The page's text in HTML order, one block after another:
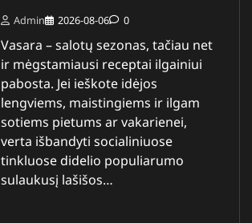
Admin 2026-08-06 0
Vasara – salotų sezonas, tačiau net
ir mėgstamiausi receptai ilgainiui
pabosta. Jei ieškote idėjos
lengviems, maistingiems ir ilgam
sotiems pietums ar vakarienei,
verta išbandyti socialiniuose
tinkluose didelio populiarumo
sulaukusį lašišos…